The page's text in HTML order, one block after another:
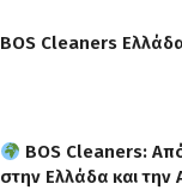
BOS Cleaners
BOS Cleaners:
στην Ελλάδα και